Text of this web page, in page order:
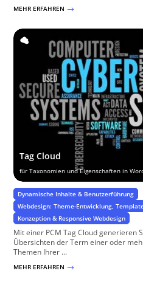
MEHR ERFAHREN $
Tag Cloud
für Taxonomien und Eigenschaften in
Dynamische Inhalte & Benutzerführung
Webdesign: Theme-Entwicklung,
Konzeption & Responsive Webdesign
Mit einer PCM Tag Cloud generieren
Übersichten der Term einer oder
Themen Ihrer ...
MEHR ERFAHREN $